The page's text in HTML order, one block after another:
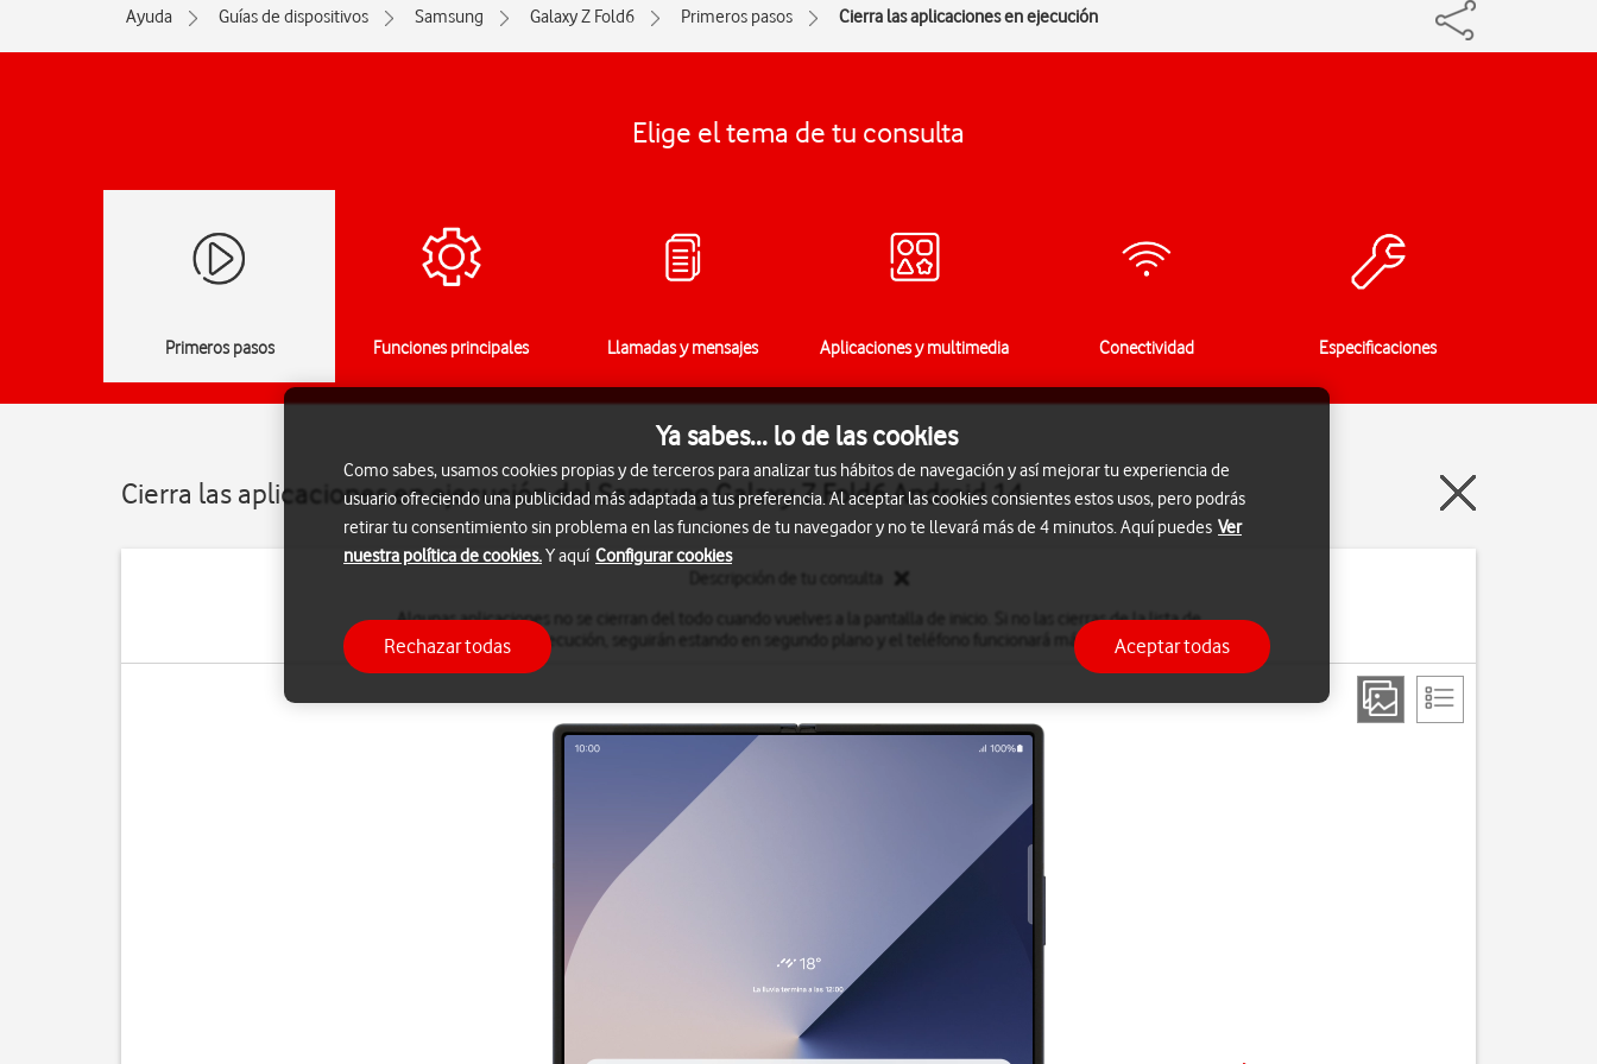
Ayuda Guías de dispositivos Samsung Galaxy Z Fold6 Primeros pasos Cierra las aplicaciones en ejecución
Elige el tema de tu consulta
Primeros pasos Funciones principales Llamadas y mensajes Aplicaciones y multimedia Conectividad Especificaciones
Cierra las aplicaciones en ejecución del Samsung Galaxy Z Fold6 Android 14
Algunas aplicaciones no se cierran del todo cuando vuelves a la pantalla de inicio. Si no las cierras de la lista de
aplicaciones en ejecución, seguirán estando en segundo plano y el teléfono funcionará más lentamente.
Ya sabes... lo de las cookies
Como sabes, usamos cookies propias y de terceros para analizar tus hábitos de navegación y así mejorar tu experiencia de
usuario ofreciendo una publicidad más adaptada a tus preferencia. Al aceptar las cookies consientes estos usos, pero podrás
retirar tu consentimiento sin problema en las funciones de tu navegador y no te llevará más de 4 minutos. Aquí puedes Ver
nuestra política de cookies.Y aquí Configurar cookies
Rechazar todas Aceptar todas